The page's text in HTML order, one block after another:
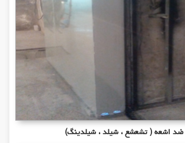
اشعه ( تشعشع ، شیلد ، شیلدینگ)